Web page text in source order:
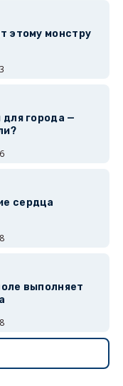
этому монстру
города —
сердца
выполняет